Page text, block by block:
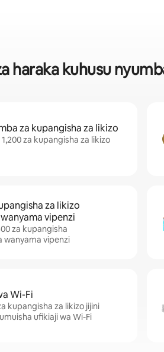
haraka kuhusu
za kupangisha za likizo
za kupangisha za likizo
za likizo
vipenzi
za kupangisha
wanyama vipenzi
Wi-Fi
kupangisha za likizo jijini
ufikiaji wa Wi-Fi